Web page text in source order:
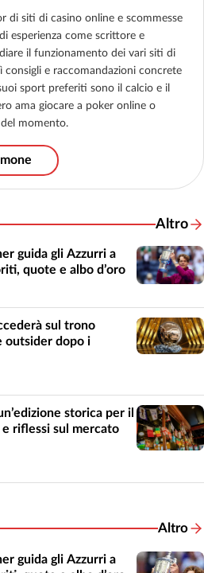
di siti di casino online e scommesse
esperienza come scrittore e
il funzionamento dei vari siti di
e raccomandazioni concrete
sport preferiti sono il calcio e il
ama giocare a poker online o
momento.
Altro
guida gli Azzurri a
quote e albo d’oro
sul trono
outsider dopo i
storica per il
riflessi sul mercato
Altro
guida gli Azzurri a